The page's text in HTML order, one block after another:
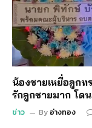
น้องชายเหยื่อลูก
รักลูกชายมาก โด
ข่าว By อ่างทอง